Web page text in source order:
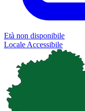
Età non disponibile
Locale Accessibile